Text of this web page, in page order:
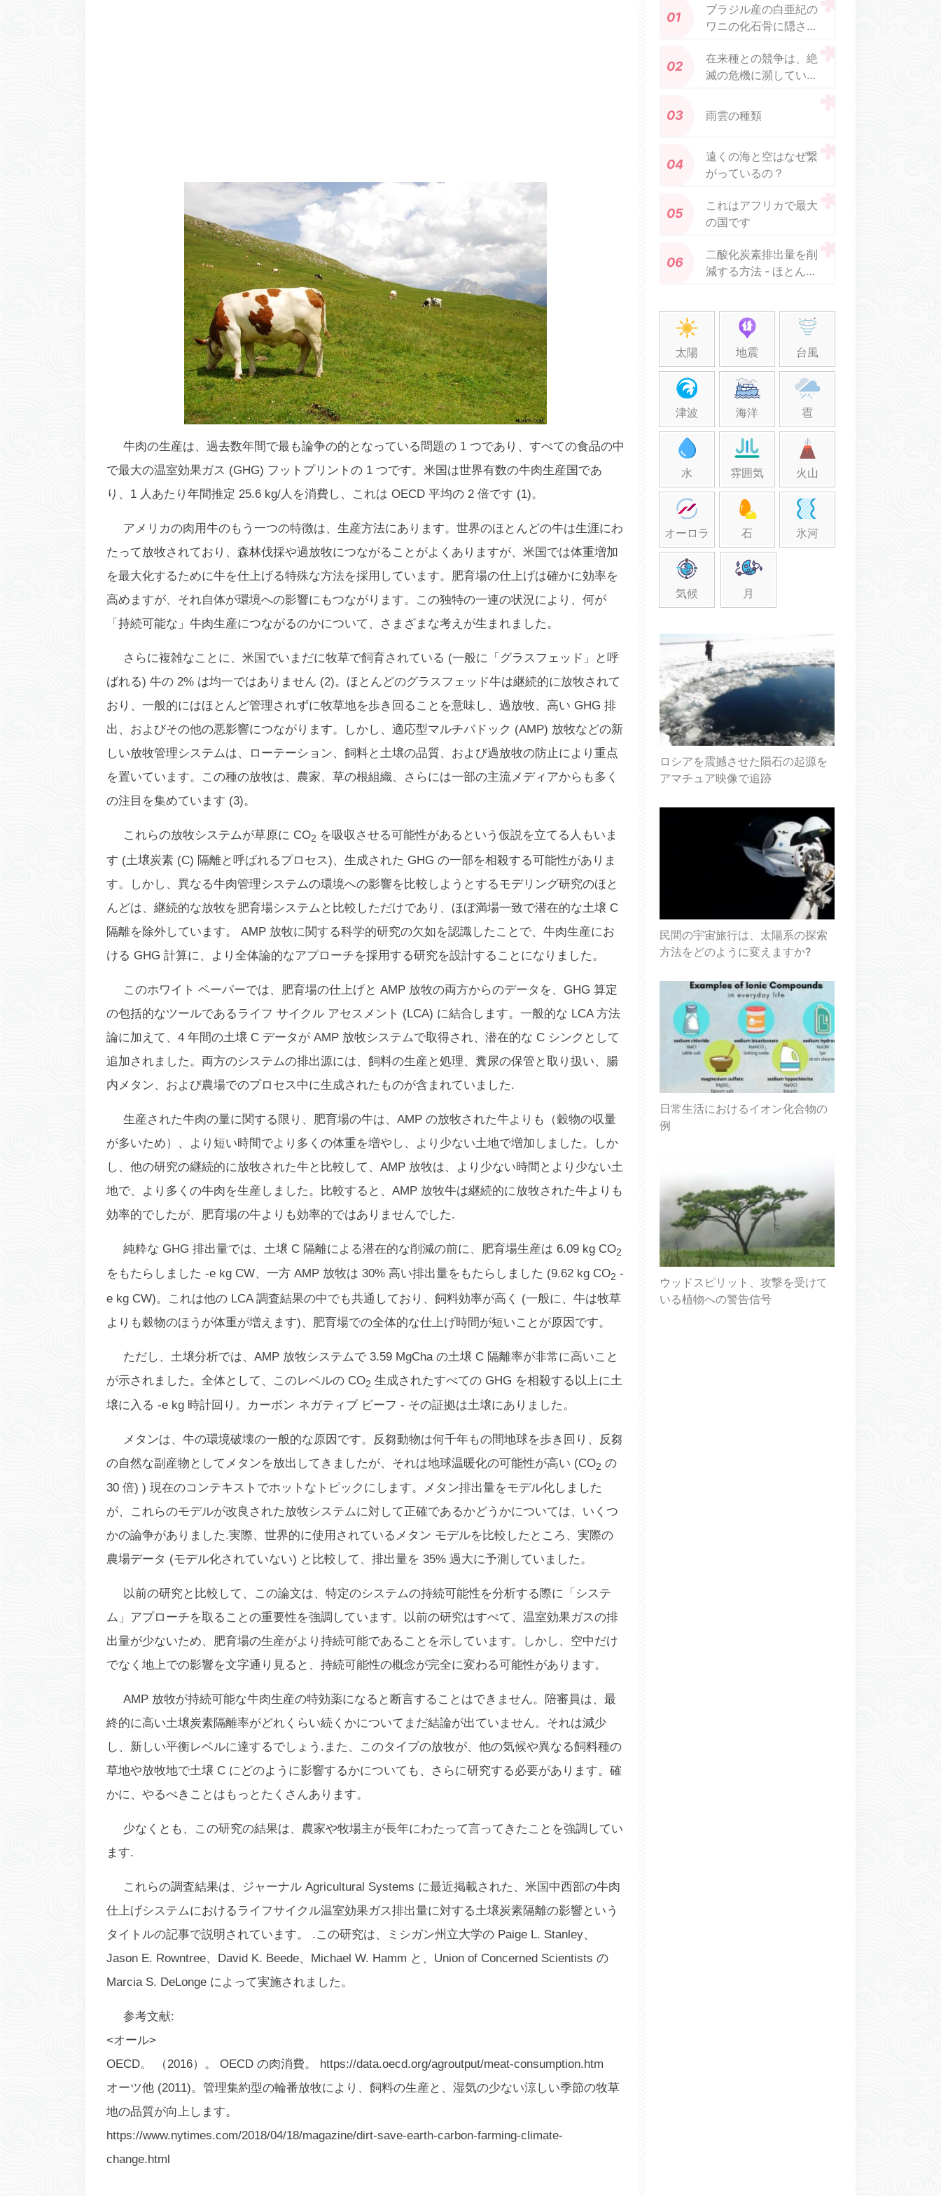
牛肉の生産は、過去数年間で最も論争の的となっている問題の 1 つであり、すべての食品の中
で最大の温室効果ガス (GHG) フットプリントの 1 つです。米国は世界有数の牛肉生産国であ
り、1 人あたり年間推定 25.6 kg/人を消費し、これは OECD 平均の 2 倍です (1)。
アメリカの肉用牛のもう一つの特徴は、生産方法にあります。世界のほとんどの牛は生涯にわ
たって放牧されており、森林伐採や過放牧につながることがよくありますが、米国では体重増加
を最大化するために牛を仕上げる特殊な方法を採用しています。肥育場の仕上げは確かに効率を
高めますが、それ自体が環境への影響にもつながります。この独特の一連の状況により、何が
「持続可能な」牛肉生産につながるのかについて、さまざまな考えが生まれました。
さらに複雑なことに、米国でいまだに牧草で飼育されている (一般に「グラスフェッド」と呼
ばれる) 牛の 2% は均一ではありません (2)。ほとんどのグラスフェッド牛は継続的に放牧されて
おり、一般的にはほとんど管理されずに牧草地を歩き回ることを意味し、過放牧、高い GHG 排
出、およびその他の悪影響につながります。しかし、適応型マルチパドック (AMP) 放牧などの新
しい放牧管理システムは、ローテーション、飼料と土壌の品質、および過放牧の防止により重点
を置いています。この種の放牧は、農家、草の根組織、さらには一部の主流メディアからも多く
の注目を集めています (3)。
これらの放牧システムが草原に CO2 を吸収させる可能性があるという仮説を立てる人もいま
す (土壌炭素 (C) 隔離と呼ばれるプロセス)、生成された GHG の一部を相殺する可能性がありま
す。しかし、異なる牛肉管理システムの環境への影響を比較しようとするモデリング研究のほと
んどは、継続的な放牧を肥育場システムと比較しただけであり、ほぼ満場一致で潜在的な土壌 C
隔離を除外しています。 AMP 放牧に関する科学的研究の欠如を認識したことで、牛肉生産にお
ける GHG 計算に、より全体論的なアプローチを採用する研究を設計することになりました。
このホワイト ペーパーでは、肥育場の仕上げと AMP 放牧の両方からのデータを、GHG 算定
の包括的なツールであるライフ サイクル アセスメント (LCA) に結合します。一般的な LCA 方法
論に加えて、4 年間の土壌 C データが AMP 放牧システムで取得され、潜在的な C シンクとして
追加されました。両方のシステムの排出源には、飼料の生産と処理、糞尿の保管と取り扱い、腸
内メタン、および農場でのプロセス中に生成されたものが含まれていました.
生産された牛肉の量に関する限り、肥育場の牛は、AMP の放牧された牛よりも（穀物の収量
が多いため）、より短い時間でより多くの体重を増やし、より少ない土地で増加しました。しか
し、他の研究の継続的に放牧された牛と比較して、AMP 放牧は、より少ない時間とより少ない土
地で、より多くの牛肉を生産しました。比較すると、AMP 放牧牛は継続的に放牧された牛よりも
効率的でしたが、肥育場の牛よりも効率的ではありませんでした.
純粋な GHG 排出量では、土壌 C 隔離による潜在的な削減の前に、肥育場生産は 6.09 kg CO2
をもたらしました -e kg CW、一方 AMP 放牧は 30% 高い排出量をもたらしました (9.62 kg CO2 -
e kg CW)。これは他の LCA 調査結果の中でも共通しており、飼料効率が高く (一般に、牛は牧草
よりも穀物のほうが体重が増えます)、肥育場での全体的な仕上げ時間が短いことが原因です。
ただし、土壌分析では、AMP 放牧システムで 3.59 MgCha の土壌 C 隔離率が非常に高いこと
が示されました。全体として、このレベルの CO2 生成されたすべての GHG を相殺する以上に土
壌に入る -e kg 時計回り。カーボン ネガティブ ビーフ - その証拠は土壌にありました。
メタンは、牛の環境破壊の一般的な原因です。反芻動物は何千年もの間地球を歩き回り、反芻
の自然な副産物としてメタンを放出してきましたが、それは地球温暖化の可能性が高い (CO2 の
30 倍) ) 現在のコンテキストでホットなトピックにします。メタン排出量をモデル化しました
が、これらのモデルが改良された放牧システムに対して正確であるかどうかについては、いくつ
かの論争がありました.実際、世界的に使用されているメタン モデルを比較したところ、実際の
農場データ (モデル化されていない) と比較して、排出量を 35% 過大に予測していました。
以前の研究と比較して、この論文は、特定のシステムの持続可能性を分析する際に「システ
ム」アプローチを取ることの重要性を強調しています。以前の研究はすべて、温室効果ガスの排
出量が少ないため、肥育場の生産がより持続可能であることを示しています。しかし、空中だけ
でなく地上での影響を文字通り見ると、持続可能性の概念が完全に変わる可能性があります。
AMP 放牧が持続可能な牛肉生産の特効薬になると断言することはできません。陪審員は、最
終的に高い土壌炭素隔離率がどれくらい続くかについてまだ結論が出ていません。それは減少
し、新しい平衡レベルに達するでしょう.また、このタイプの放牧が、他の気候や異なる飼料種の
草地や放牧地で土壌 C にどのように影響するかについても、さらに研究する必要があります。確
かに、やるべきことはもっとたくさんあります。
少なくとも、この研究の結果は、農家や牧場主が長年にわたって言ってきたことを強調してい
ます.
これらの調査結果は、ジャーナル Agricultural Systems に最近掲載された、米国中西部の牛肉
仕上げシステムにおけるライフサイクル温室効果ガス排出量に対する土壌炭素隔離の影響という
タイトルの記事で説明されています。 .この研究は、ミシガン州立大学の Paige L. Stanley、
Jason E. Rowntree、David K. Beede、Michael W. Hamm と、Union of Concerned Scientists の
Marcia S. DeLonge によって実施されました。
参考文献:
<オール>
OECD。 （2016）。 OECD の肉消費。
https://data.oecd.org/agroutput/meat-consumption.htm
オーツ他 (2011)。管理集約型の輪番放牧により、飼料の生産と、湿気の少ない涼しい季節の牧草
地の品質が向上します。
https://www.nytimes.com/2018/04/18/magazine/dirt-save-earth-carbon-farming-climate-
change.html
ブラジル産の白亜紀の
ワニの化石骨に隠され
在来種との競争は、絶
滅の危機に瀕している
マウスの再導入の成功
に影響を与える可能性
雨雲の種類
遠くの海と空はなぜ繋
がっているの？
これはアフリカで最大
の国です
二酸化炭素排出量を削
減する方法 - ほとんど
太陽 地震 台風
津波 海洋 雹
水 雰囲気 火山
オーロラ 石 氷河
気候 月
ロシアを震撼させた隕石の起源を
アマチュア映像で追跡
民間の宇宙旅行は、太陽系の探索
方法をどのように変えますか?
日常生活におけるイオン化合物の
例
ウッドスピリット、攻撃を受けて
いる植物への警告信号